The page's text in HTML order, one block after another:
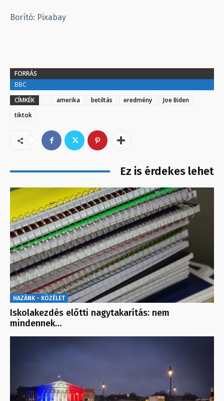
Borító: Pixabay
FORRÁS
BBC
CÍMKÉK
amerika betiltás eredmény
Joe Biden
tiktok
Ez is érdekes lehet
HAZÁNK - KÖZÉLET
Iskolakezdés előtti nagytakarítás: nem
mindennek…